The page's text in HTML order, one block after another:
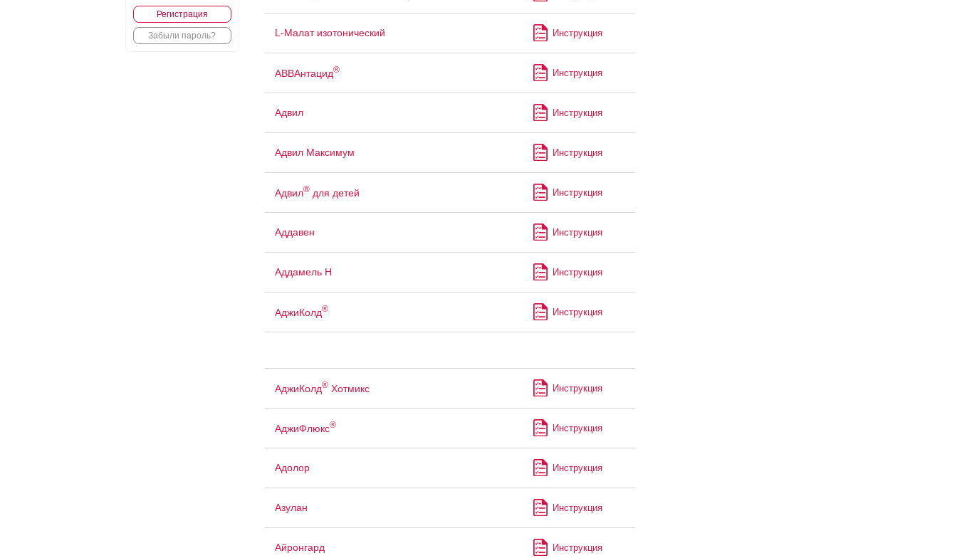
Регистрация
Забыли пароль? L-Малат изотонический Инструкция
АВВАнтацид® Инструкция
Адвил Инструкция
Адвил Максимум Инструкция
Адвил®для детей Инструкция
Аддавен Инструкция
Аддамель Н Инструкция
АджиКолд® Инструкция
АджиКолд®Хотмикс Инструкция
АджиФлюкс® Инструкция
Адолор Инструкция
Азулан Инструкция
Айронгард Инструкция